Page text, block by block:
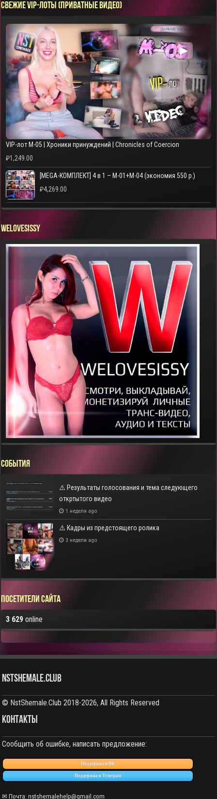
СВЕЖИЕ VIP-ЛОТЫ (ПРИВАТНЫЕ ВИДЕО)
▶
VIP-лот M-05 | Хроники принуждений | Chronicles of Coercion
₽1,249.00
[MEGA-КОМПЛЕКТ] 4 в 1 – M-01+M-04 (экономия 550 р.)
₽4,269.00
WELOVESISSY
СОБЫТИЯ
⚠️ Результаты голосования и тема следующего
откртытого видео
1 неделя ago
⚠️ Кадры из предстоящего ролика
3 недели ago
Посетители сайта
3 629 online
NstShemale.Club
© NstShemale.Club 2018-2026, All Rights Reserved
КОНТАКТЫ
Сообщить об ошибке, написать предложение:
Поддержка в ВК
Поддержка в Телеграм
✉ Почта: nstshemalehelp@gmail.com